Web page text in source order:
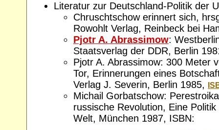
Literatur zur Deutschland-Politik der
Chruschtschow erinnert sich,
Rowohlt Verlag, Reinbeck bei
Pjotr A. Abrassimow:
Staatsverlag der DDR, Berlin
Pjotr A. Abrassimow: 300 Meter
Tor, Erinnerungen eines
Verlag J. Severin, Berlin 1985,
Michail Gorbatschow:
russische Revolution, Eine
Welt, München 1987, ISBN: